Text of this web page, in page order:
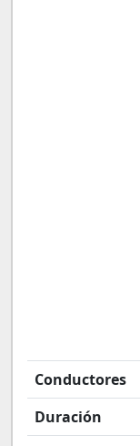
Conductores
Duración